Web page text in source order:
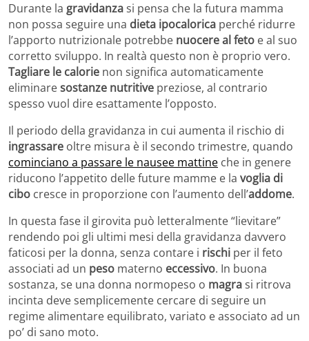
Durante la gravidanzasi pensa che la futura mamma
non possa seguire una dieta ipocalorica perché ridurre
l’apporto nutrizionale potrebbe nuocere al feto e al suo
corretto sviluppo. In realtà questo non è proprio vero.
Tagliare le calorie non significa automaticamente
eliminaresostanze nutritive preziose, al contrario
spesso vuol dire esattamente l’opposto.
Il periodo della gravidanza in cui aumenta il rischio di
ingrassare oltre misura è il secondo trimestre, quando
cominciano a passare le nausee mattine che in genere
riducono l’appetito delle future mamme e la voglia di
cibo cresce in proporzione con l’aumento dell’addome.
In questa fase il girovita può letteralmente “lievitare”
rendendo poi gli ultimi mesi della gravidanza davvero
faticosi per la donna, senza contare i rischi per il feto
associati ad un peso materno eccessivo. In buona
sostanza, se una donna normopeso o magrasi ritrova
incinta deve semplicemente cercare di seguire un
regime alimentare equilibrato, variato e associato ad un
po’ di sano moto.